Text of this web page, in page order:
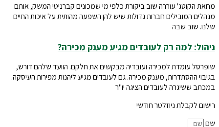
מחאת הקוטג' עוררה שוב ביקורת כלפי מי שמכונים קברניטי המשק, אותם
מנהלים המובילים חברות גדולות שיש להן השפעה מהותית על איכות החיים
שלנו. שוב שבה
ניהול: למה רק לעובדים מגיע מענק מכירה?
שופרסל עומדת למכירה ועובדיה מבקשים את חלקם. הוועד שלהם דורש,
בגיבוי ההסתדרות, מענק מכירה. גם לעובדים מגיע ליהנות מפירות העיסקה.
במכתב ששיגרה לעובדים הציגה יו"ר
רישום לקבלת ניוזלטר חודשי
שם